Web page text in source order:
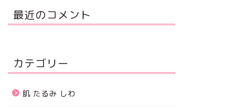
最近のコメント
カテゴリー
肌 たるみ しわ